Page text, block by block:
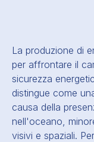
La produzione di
per affrontare il
sicurezza
distingue come
causa della
nell'oceano,
visivi e spaziali.